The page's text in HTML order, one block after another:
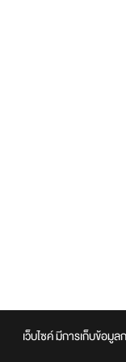
เว็บไซค์ มีการเก็บข้อมู